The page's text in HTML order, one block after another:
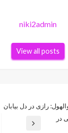
niki2admin
View all posts
رازی در دل بیابان
در